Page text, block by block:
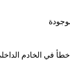
خطأ في الخادم